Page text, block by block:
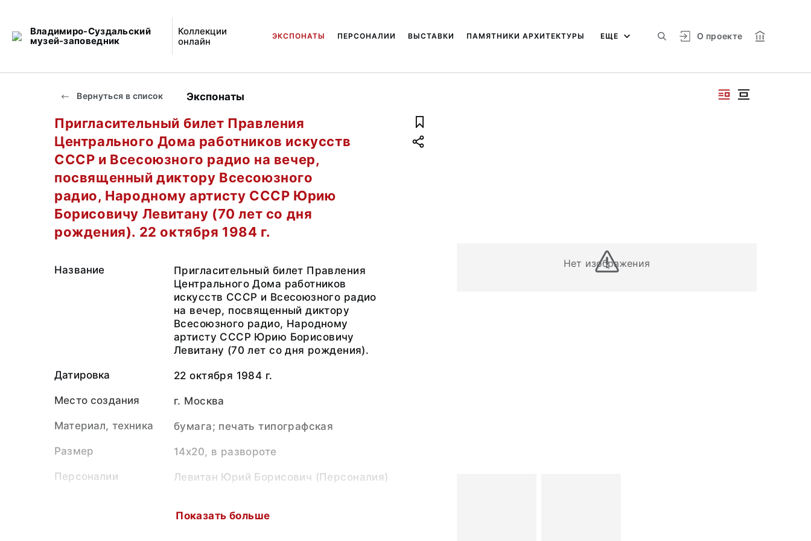
Владимиро-Суздальский
музей-заповедник
Коллекции
онлайн
О проекте
ЭКСПОНАТЫ ПЕРСОНАЛИИ ВЫСТАВКИ ПАМЯТНИКИ АРХИТЕКТУРЫ ЕЩЕ
Вернуться в список Экспонаты
Нет изображения
Пригласительный билет Правления
Центрального Дома работников искусств
СССР и Всесоюзного радио на вечер,
посвященный диктору Всесоюзного
радио, Народному артисту СССР Юрию
Борисовичу Левитану (70 лет со дня
рождения). 22 октября 1984 г.
Название
Пригласительный билет Правления
Центрального Дома работников
искусств СССР и Всесоюзного радио
на вечер, посвященный диктору
Всесоюзного радио, Народному
артисту СССР Юрию Борисовичу
Левитану (70 лет со дня рождения).
Датировка 22 октября 1984 г.
Место создания г. Москва
Материал, техника бумага; печать типографская
Размер 14x20, в развороте
Персоналии Левитан Юрий Борисович (Персоналия)
Показать больше